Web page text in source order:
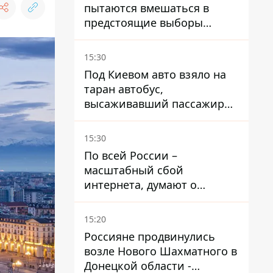
пытаются вмешаться в
предстоящие выборы
президента благодаря
ботам
15:30
Под Киевом авто взяло на
таран автобус,
высаживавший пассажиров
на остановке - пассажир в
больнице
15:30
По всей России –
масштабный сбой
интернета, думают о
причинах
15:20
Россияне продвинулись
возле Нового Шахматного в
Донецкой области -